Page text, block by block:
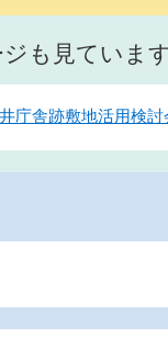
も見ていま
庁舎跡敷地活用検討